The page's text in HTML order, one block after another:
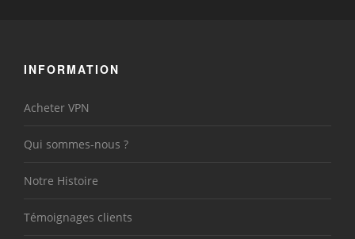
INFORMATION
Acheter VPN
Qui sommes-nous ?
Notre Histoire
Témoignages clients